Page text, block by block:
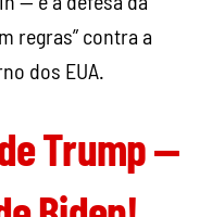
regras” contra a
dos EUA.
Trump —